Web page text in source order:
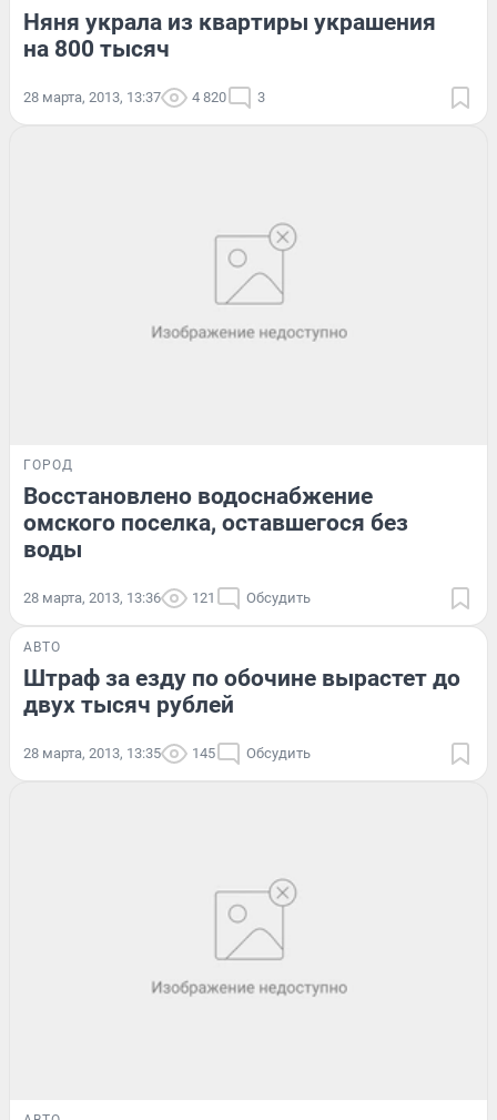
Няня украла из квартиры украшения
на 800 тысяч
28 марта, 2013, 13:37 4 820 3
ГОРОД
Восстановлено водоснабжение
омского поселка, оставшегося без
воды
28 марта, 2013, 13:36 121 Обсудить
АВТО
Штраф за езду по обочине вырастет до
двух тысяч рублей
28 марта, 2013, 13:35 145 Обсудить